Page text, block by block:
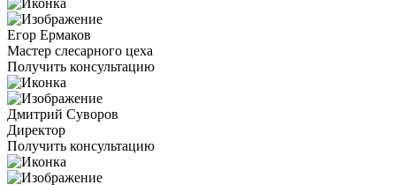
Егор Ермаков
Мастер слесарного цеха
Получить консультацию
Дмитрий Суворов
Директор
Получить консультацию